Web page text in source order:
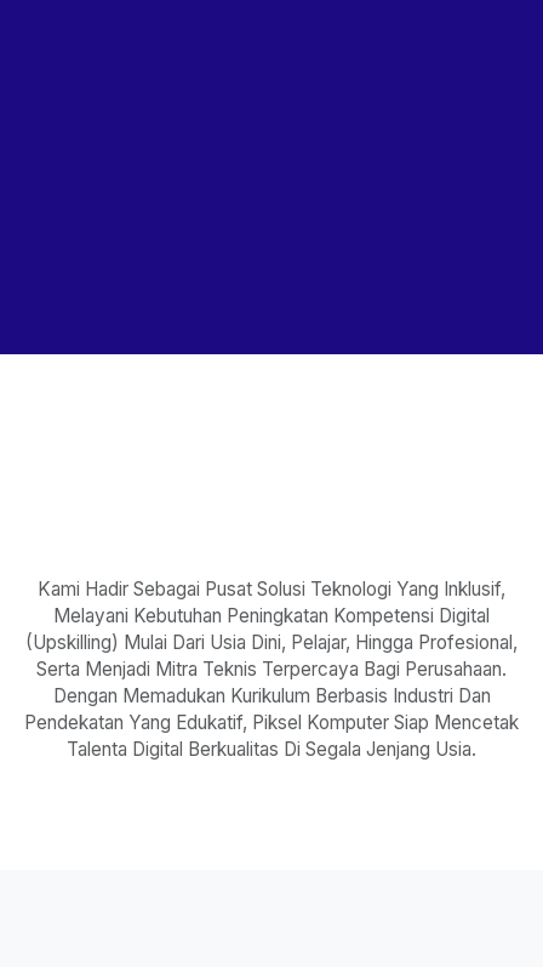
Kami Hadir Sebagai Pusat Solusi Teknologi Yang Inklusif,
Melayani Kebutuhan Peningkatan Kompetensi Digital
(Upskilling) Mulai Dari Usia Dini, Pelajar, Hingga Profesional,
Serta Menjadi Mitra Teknis Terpercaya Bagi Perusahaan.
Dengan Memadukan Kurikulum Berbasis Industri Dan
Pendekatan Yang Edukatif, Piksel Komputer Siap Mencetak
Talenta Digital Berkualitas Di Segala Jenjang Usia.